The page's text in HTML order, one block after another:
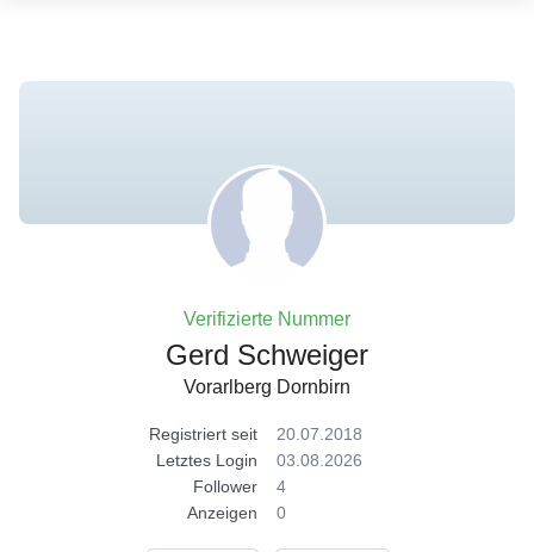
Verifizierte Nummer
Gerd Schweiger
Vorarlberg Dornbirn
Registriert seit
20.07.2018
Letztes Login
03.08.2026
Follower
4
Anzeigen
0